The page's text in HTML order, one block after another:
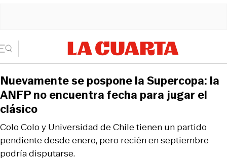
Colo Colo y Universidad de Chile tienen un partido
pendiente desde enero, pero recién en septiembre
podría disputarse.
Nuevamente se pospone la Supercopa: la
ANFP no encuentra fecha para jugar el
clásico